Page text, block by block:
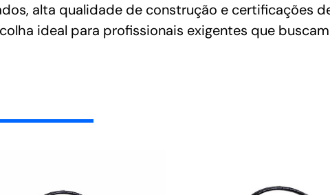
alta qualidade de construção e certificações
ideal para profissionais exigentes que